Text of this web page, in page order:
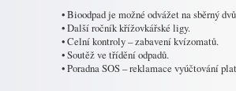
• Bioodpad je možné odvážet na sběrný
• Další ročník křížovkářské ligy.
• Celní kontroly – zabavení kvízomatů.
• Soutěž ve třídění odpadů.
• Poradna SOS – reklamace vyúčtování